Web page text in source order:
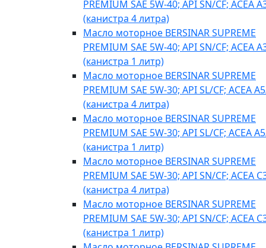
PREMIUM SAE 5W-40; API SN/CF; ACEA
(канистра 4 литра)
Масло моторное BERSINAR SUPREME
PREMIUM SAE 5W-40; API SN/CF; ACEA
(канистра 1 литр)
Масло моторное BERSINAR SUPREME
PREMIUM SAE 5W-30; API SL/CF; ACEA
(канистра 4 литра)
Масло моторное BERSINAR SUPREME
PREMIUM SAE 5W-30; API SL/CF; ACEA
(канистра 1 литр)
Масло моторное BERSINAR SUPREME
PREMIUM SAE 5W-30; API SN/CF; ACEA
(канистра 4 литра)
Масло моторное BERSINAR SUPREME
PREMIUM SAE 5W-30; API SN/CF; ACEA
(канистра 1 литр)